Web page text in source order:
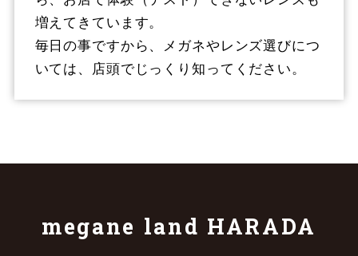
増えてきています。
毎日の事ですから、メガネやレンズ選びにつ
いては、店頭でじっくり知ってください。
megane land HARADA